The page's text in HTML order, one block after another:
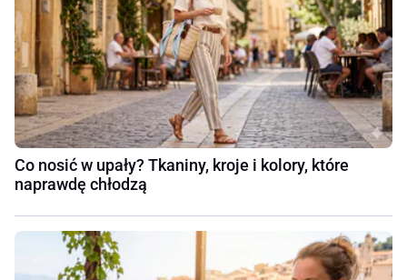
Co nosić w upały? Tkaniny, kroje i kolory, które
naprawdę chłodzą